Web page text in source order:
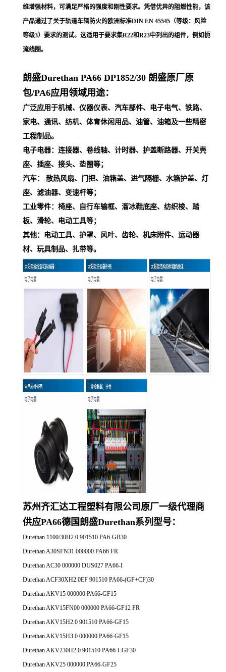
维增强材料，可满足严格的强度和刚性要求。凭借优异的阻燃性能，该
产品通过了关于轨道车辆防火的欧洲标准DIN EN 45545（等级：风险
等级3）要求的测试。这适用于要求集R22和R23中列出的组件，例如扼
流线圈。
朗盛Durethan PA66 DP1852/30 朗盛原厂原
包/PA6应用领域用途：
广泛应用于机械、仪器仪表、汽车部件、电子电气、铁路、
家电、通讯、纺机、体育休闲用品、油管、油箱及一些精密
工程制品。
电子电器：连接器、卷线轴、计时器、护盖断路器、开关壳
座、插座、接头、垫圈等；
汽车： 散热风扇、门把、油箱盖、进气隔栅、水箱护盖、灯
座、滤油器、变速杆等；
工业零件：椅座、自行车输框、溜冰鞋底座、纺织梭、踏
板、滑轮、电动工具等；
其他：电动工具、护罩、风叶、齿轮、机床附件、运动器
材、玩具制品、扎带等。
苏州齐汇达工程塑料有限公司原厂一级代理商
供应PA66德国朗盛Durethan系列型号：
Durethan 1100/30H2.0 901510 PA6-GB30
Durethan A30SFN31 000000 PA66 FR
Durethan AC30 000000 DUS027 PA66-I
Durethan ACF30XH2.0EF 901510 PA66-(GF+CF)30
Durethan AKV15 000000 PA66-GF15
Durethan AKV15FN00 000000 PA66-GF12 FR
Durethan AKV15H2.0 901510 PA66-GF15
Durethan AKV15H3.0 000000 PA66-GF15
Durethan AKV230H2.0 901510 PA66-I-GF30
Durethan AKV25 000000 PA66-GF25